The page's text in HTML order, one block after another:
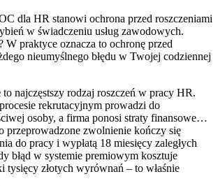
dla HR stanowi ochrona przed roszczeniami
w świadczeniu usług zawodowych.
W praktyce oznacza to ochronę przed
nieumyślnego błędu w Twojej codziennej
to najczęstszy rodzaj roszczeń w pracy HR.
rekrutacyjnym prowadzi do
osoby, a firma ponosi straty finansowe…
przeprowadzone zwolnienie kończy się
do pracy i wypłatą 18 miesięcy zaległych
błąd w systemie premiowym kosztuje
tysięcy złotych wyrównań – to właśnie